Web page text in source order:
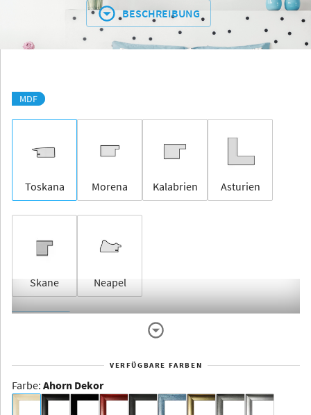
BESCHREIBUNG
MDF
Toskana Morena Kalabrien Asturien
Skane Neapel
Dakota -
VERFÜGBARE FARBEN
Farbe: Ahorn Dekor